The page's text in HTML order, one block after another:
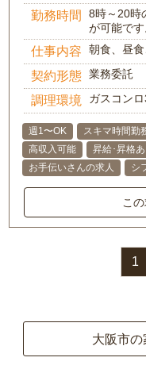
勤務時間
8時～20時
が可能で
仕事内容 朝食、昼
契約形態 業務委託
調理環境 ガスコンロ
週1〜OK スキマ時間勤
高収入可能
昇給･昇格あ
お手伝いさんの求人
シ
こ
1
大阪市の